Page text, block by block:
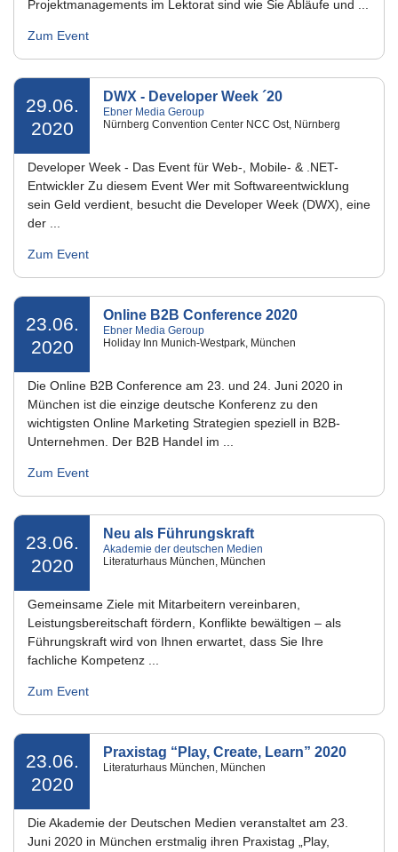
Projektmanagements im Lektorat sind wie Sie Abläufe und ...
Zum Event
29.06.
2020
DWX - Developer Week ´20
Ebner Media Geroup
Nürnberg Convention Center NCC Ost, Nürnberg
Developer Week - Das Event für Web-, Mobile- & .NET-
Entwickler Zu diesem Event Wer mit Softwareentwicklung
sein Geld verdient, besucht die Developer Week (DWX), eine
der ...
Zum Event
23.06.
2020
Online B2B Conference 2020
Ebner Media Geroup
Holiday Inn Munich-Westpark, München
Die Online B2B Conference am 23. und 24. Juni 2020 in
München ist die einzige deutsche Konferenz zu den
wichtigsten Online Marketing Strategien speziell in B2B-
Unternehmen. Der B2B Handel im ...
Zum Event
23.06.
2020
Neu als Führungskraft
Akademie der deutschen Medien
Literaturhaus München, München
Gemeinsame Ziele mit Mitarbeitern vereinbaren,
Leistungsbereitschaft fördern, Konflikte bewältigen – als
Führungskraft wird von Ihnen erwartet, dass Sie Ihre
fachliche Kompetenz ...
Zum Event
23.06.
2020
Praxistag “Play, Create, Learn” 2020
Literaturhaus München, München
Die Akademie der Deutschen Medien veranstaltet am 23.
Juni 2020 in München erstmalig ihren Praxistag „Play,